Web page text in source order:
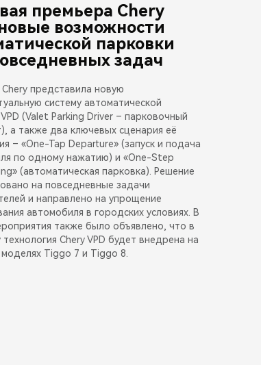
премьера Chery
возможности
парковки
задач
представила новую
систему автоматической
(Valet Parking Driver – парковочный
а также два ключевых сценария её
– «One-Tap Departure» (запуск и подача
по одному нажатию) и «One-Step
(автоматическая парковка). Решение
на повседневные задачи
и направлено на упрощение
автомобиля в городских условиях. В
также было объявлено, что в
технология Chery VPD будет внедрена на
Tiggo 7 и Tiggo 8.